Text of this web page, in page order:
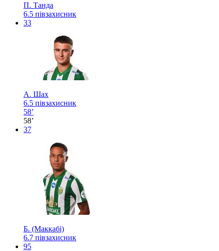
П. Танда
6.5 півзахисник
33
А. Шах
6.5 півзахисник
58’
58’
37
Б. (Маккабі)
6.7 півзахисник
95